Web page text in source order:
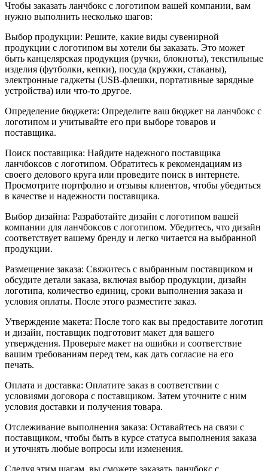
Чтобы заказать ланчбокс с логотипом вашей компании, вам
нужно выполнить несколько шагов:
Выбор продукции: Решите, какие виды сувенирной
продукции с логотипом вы хотели бы заказать. Это может
быть канцелярская продукция (ручки, блокноты), текстильные
изделия (футболки, кепки), посуда (кружки, стаканы),
электронные гаджеты (USB-флешки, портативные зарядные
устройства) или что-то другое.
Определение бюджета: Определите ваш бюджет на ланчбокс с
логотипом и учитывайте его при выборе товаров и
поставщика.
Поиск поставщика: Найдите надежного поставщика
ланчбоксов с логотипом. Обратитесь к рекомендациям из
своего делового круга или проведите поиск в интернете.
Просмотрите портфолио и отзывы клиентов, чтобы убедиться
в качестве и надежности поставщика.
Выбор дизайна: Разработайте дизайн с логотипом вашей
компании для ланчбоксов с логотипом. Убедитесь, что дизайн
соответствует вашему бренду и легко читается на выбранной
продукции.
Размещение заказа: Свяжитесь с выбранным поставщиком и
обсудите детали заказа, включая выбор продукции, дизайн
логотипа, количество единиц, сроки выполнения заказа и
условия оплаты. После этого разместите заказ.
Утверждение макета: После того как вы предоставите логотип
и дизайн, поставщик подготовит макет для вашего
утверждения. Проверьте макет на ошибки и соответствие
вашим требованиям перед тем, как дать согласие на его
печать.
Оплата и доставка: Оплатите заказ в соответствии с
условиями договора с поставщиком. Затем уточните с ним
условия доставки и получения товара.
Отслеживание выполнения заказа: Оставайтесь на связи с
поставщиком, чтобы быть в курсе статуса выполнения заказа
и уточнять любые вопросы или изменения.